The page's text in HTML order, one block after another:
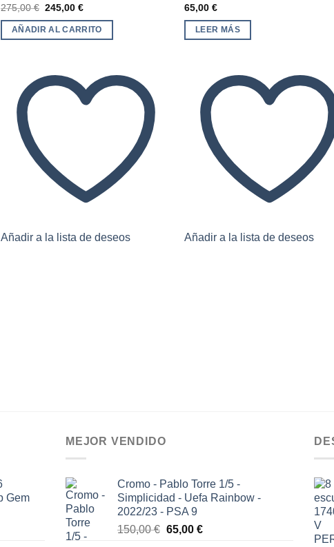
275,00€ El
precio
original
era:
245,00€El
actual
es:
AÑADIR AL CARRITO
Añadir a la lista de deseos
65,00€
LEER MÁS
Añadir a la lista de deseos
Gem
MEJOR VENDIDO
Cromo - Pablo Torre 1/5 -
Simplicidad - Uefa Rainbow -
2022/23 - PSA 9
150,00€ El
65,00 €El